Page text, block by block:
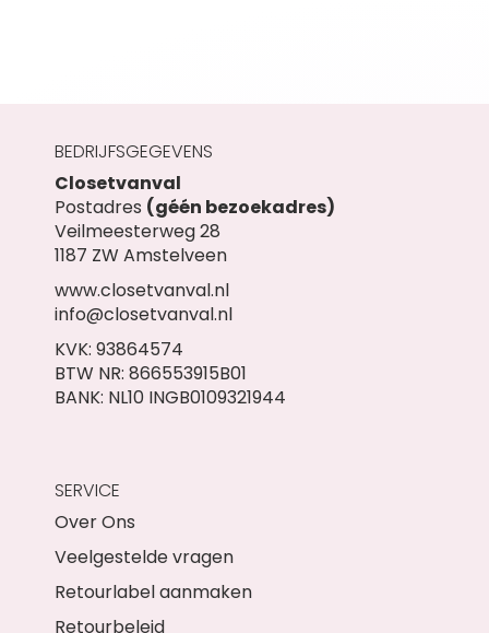
BEDRIJFSGEGEVENS
Closetvanval
Postadres (géén bezoekadres)
Veilmeesterweg 28
1187 ZW Amstelveen
www.closetvanval.nl
info@closetvanval.nl
KVK: 93864574
BTW NR: 866553915B01
BANK: NL10 INGB0109321944
SERVICE
Over Ons
Veelgestelde vragen
Retourlabel aanmaken
Retourbeleid